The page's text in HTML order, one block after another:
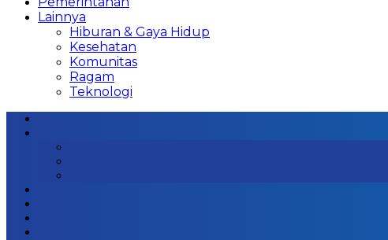
Lainnya
Hiburan & Gaya Hidup
Kesehatan
Komunitas
Ragam
Teknologi